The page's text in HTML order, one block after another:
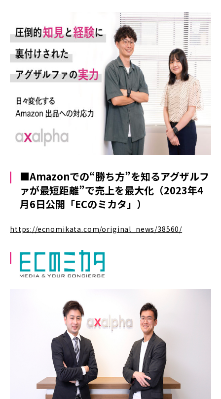
■Amazonでの“勝ち方”を知るアグザルフ
ァが最短距離”で売上を最大化 （2023年4
月6日公開「ECのミカタ」）
https://ecnomikata.com/original_news/38560/